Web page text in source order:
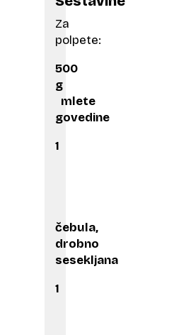
Za
polpete:
500
g
mlete
govedine
1
čebula,
drobno
sesekljana
1